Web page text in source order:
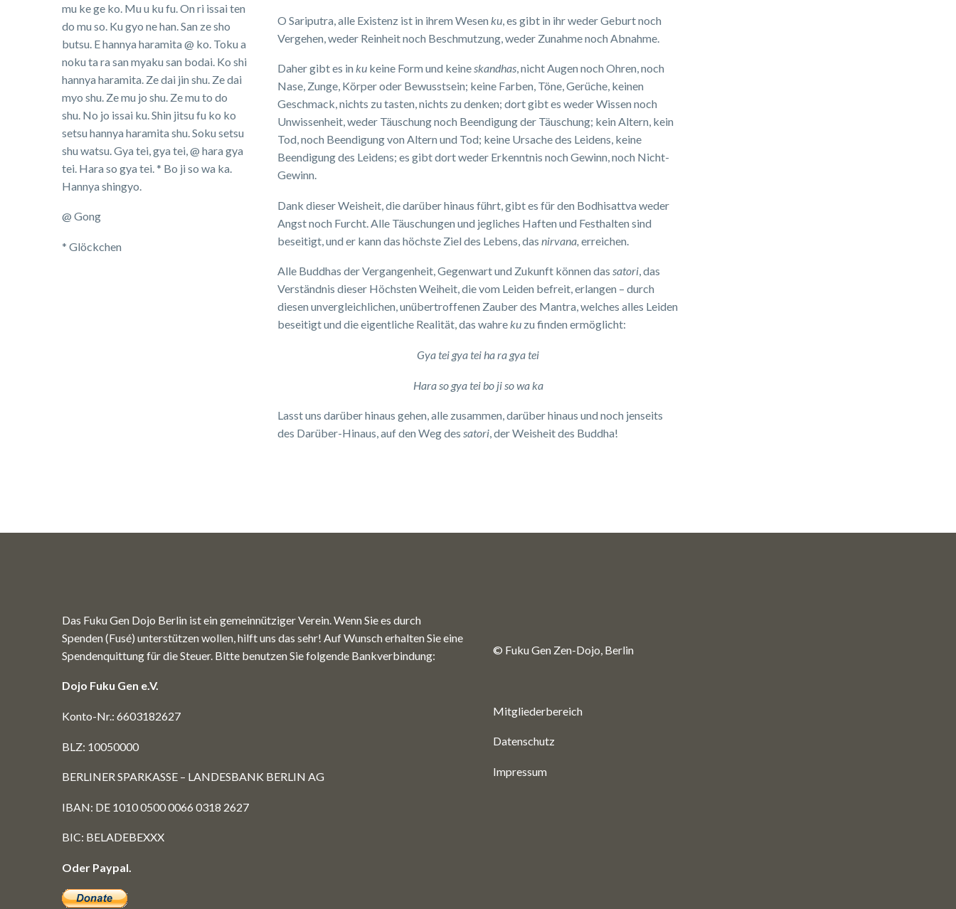
mu ke ge ko. Mu u ku fu. On ri issai ten
do mu so. Ku gyo ne han. San ze sho
butsu. E hannya haramita @ ko. Toku a
noku ta ra san myaku san bodai. Ko shi
hannya haramita. Ze dai jin shu. Ze dai
myo shu. Ze mu jo shu. Ze mu to do
shu. No jo issai ku. Shin jitsu fu ko ko
setsu hannya haramita shu. Soku setsu
shu watsu. Gya tei, gya tei, @ hara gya
tei. Hara so gya tei. * Bo ji so wa ka.
Hannya shingyo.
@ Gong
* Glöckchen
O Sariputra, alle Existenz ist in ihrem Wesen ku , es gibt in ihr weder Geburt noch
Vergehen, weder Reinheit noch Beschmutzung, weder Zunahme noch Abnahme.
Daher gibt es in ku keine Form und keineskandhas, nicht Augen noch Ohren, noch
Nase, Zunge, Körper oder Bewusstsein; keine Farben, Töne, Gerüche, keinen
Geschmack, nichts zu tasten, nichts zu denken; dort gibt es weder Wissen noch
Unwissenheit, weder Täuschung noch Beendigung der Täuschung; kein Altern, kein
Tod, noch Beendigung von Altern und Tod; keine Ursache des Leidens, keine
Beendigung des Leidens; es gibt dort weder Erkenntnis noch Gewinn, noch Nicht-
Gewinn.
Dank dieser Weisheit, die darüber hinaus führt, gibt es für den Bodhisattva weder
Angst noch Furcht. Alle Täuschungen und jegliches Haften und Festhalten sind
beseitigt, und er kann das höchste Ziel des Lebens, das nirvana, erreichen.
Alle Buddhas der Vergangenheit, Gegenwart und Zukunft können das satori, das
Verständnis dieser Höchsten Weiheit, die vom Leiden befreit, erlangen – durch
diesen unvergleichlichen, unübertroffenen Zauber des Mantra, welches alles Leiden
beseitigt und die eigentliche Realität, das wahreku zu finden ermöglicht:
Gya tei gya tei ha ra gya tei
Hara so gya tei bo ji so wa ka
Lasst uns darüber hinaus gehen, alle zusammen, darüber hinaus und noch jenseits
des Darüber-Hinaus, auf den Weg des satori, der Weisheit des Buddha!
Das Fuku Gen Dojo Berlin ist ein gemeinnütziger Verein. Wenn Sie es durch
Spenden (Fusé) unterstützen wollen, hilft uns das sehr! Auf Wunsch erhalten Sie eine
Spendenquittung für die Steuer. Bitte benutzen Sie folgende Bankverbindung:
Dojo Fuku Gen e.V.
Konto-Nr.: 6603182627
BLZ: 10050000
BERLINER SPARKASSE – LANDESBANK BERLIN AG
IBAN: DE 1010 0500 0066 0318 2627
BIC: BELADEBEXXX
Oder Paypal.
© Fuku Gen Zen-Dojo, Berlin
Mitgliederbereich
Datenschutz
Impressum